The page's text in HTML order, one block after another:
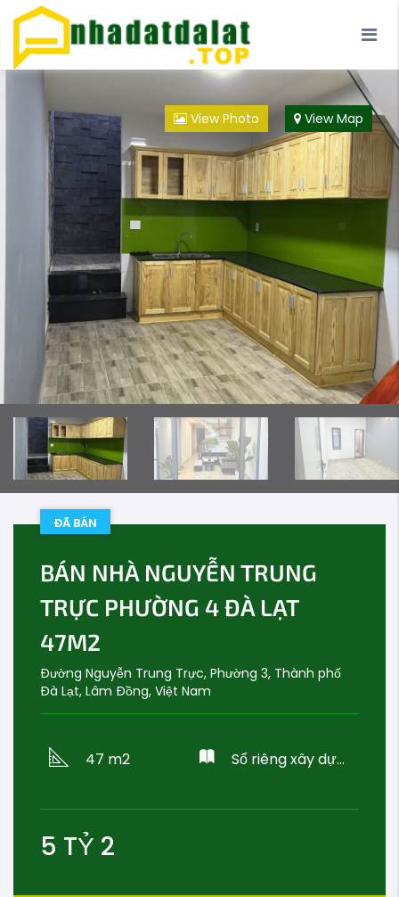
Đà Lạt Loại Hình
Đội ngũ
View Photo View Map
ĐÃ BÁN
BÁN NHÀ NGUYỄN TRUNG
TRỰC PHƯỜNG 4 ĐÀ LẠT
47M2
Đường Nguyễn Trung Trực, Phường 3, Thành phố
Đà Lạt, Lâm Đồng, Việt Nam
47 m2 Sổ riêng xây dựng
5 TỶ 2